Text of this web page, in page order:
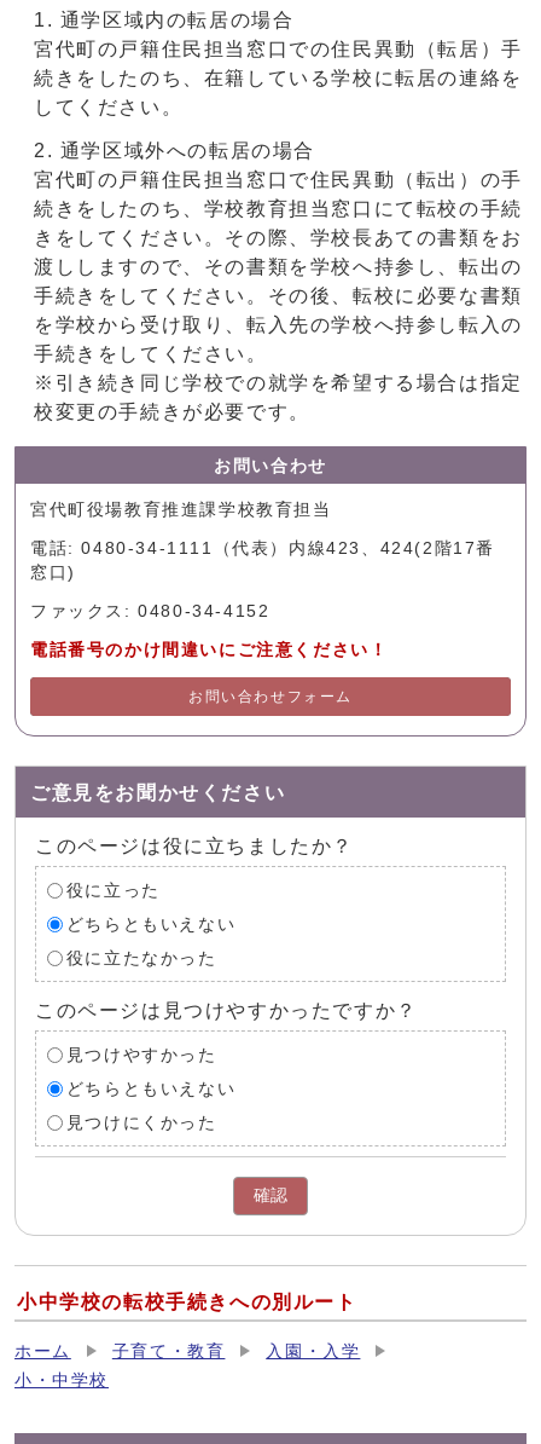
通学区域内の転居の場合
宮代町の戸籍住民担当窓口での住民異動（転居）手
続きをしたのち、在籍している学校に転居の連絡を
してください。
通学区域外への転居の場合
宮代町の戸籍住民担当窓口で住民異動（転出）の手
続きをしたのち、学校教育担当窓口にて転校の手続
きをしてください。その際、学校長あての書類をお
渡ししますので、その書類を学校へ持参し、転出の
手続きをしてください。その後、転校に必要な書類
を学校から受け取り、転入先の学校へ持参し転入の
手続きをしてください。
※引き続き同じ学校での就学を希望する場合は指定
校変更の手続きが必要です。
お問い合わせ
宮代町役場教育推進課学校教育担当
電話: 0480-34-1111（代表）内線423、424(2階17番
窓口)
ファックス: 0480-34-4152
電話番号のかけ間違いにご注意ください！
お問い合わせフォーム
ご意見をお聞かせください
このページは役に立ちましたか？
役に立った
どちらともいえない
役に立たなかった
このページは見つけやすかったですか？
見つけやすかった
どちらともいえない
見つけにくかった
確認
小中学校の転校手続きへの別ルート
ホーム 子育て・教育
入園・入学
小・中学校